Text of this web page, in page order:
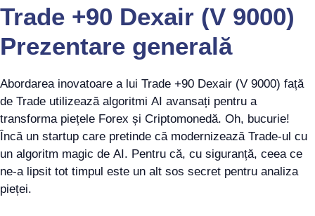
Trade +90 Dexair (V 9000)
Prezentare generală
Abordarea inovatoare a lui Trade +90 Dexair (V 9000) față
de Trade utilizează algoritmi AI avansați pentru a
transforma piețele Forex și Criptomonedă. Oh, bucurie!
Încă un startup care pretinde că modernizează Trade-ul cu
un algoritm magic de AI. Pentru că, cu siguranță, ceea ce
ne-a lipsit tot timpul este un alt sos secret pentru analiza
pieței.